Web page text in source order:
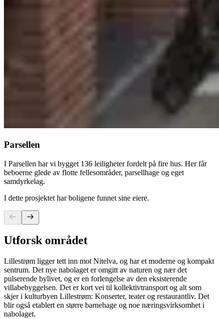
Parsellen
I Parsellen har vi bygget 136 leiligheter fordelt på fire hus. Her får
beboerne glede av flotte fellesområder, parsellhage og eget
samdyrkelag.
I dette prosjektet har boligene funnet sine eiere.
Utforsk området
Lillestrøm ligger tett inn mot Nitelva, og har et moderne og kompakt
sentrum. Det nye nabolaget er omgitt av naturen og nær det
pulserende bylivet, og er en forlengelse av den eksisterende
villabebyggelsen. Det er kort vei til kollektivtransport og alt som
skjer i kulturbyen Lillestrøm: Konserter, teater og restaurantliv. Det
blir også etablert en større barnehage og noe næringsvirksomhet i
nabolaget.